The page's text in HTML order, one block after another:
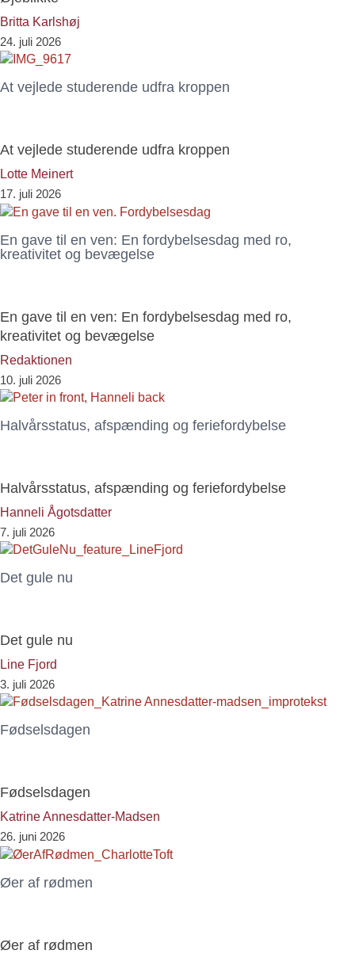
Britta Karlshøj
24. juli 2026
At vejlede studerende udfra kroppen
At vejlede studerende udfra kroppen
Lotte Meinert
17. juli 2026
En gave til en ven: En fordybelsesdag med ro,
kreativitet og bevægelse
En gave til en ven: En fordybelsesdag med ro,
kreativitet og bevægelse
Redaktionen
10. juli 2026
Halvårsstatus, afspænding og feriefordybelse
Halvårsstatus, afspænding og feriefordybelse
Hanneli Ågotsdatter
7. juli 2026
Det gule nu
Det gule nu
Line Fjord
3. juli 2026
Fødselsdagen
Fødselsdagen
Katrine Annesdatter-Madsen
26. juni 2026
Øer af rødmen
Øer af rødmen